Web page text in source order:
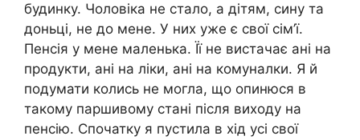
будинку. Чоловіка не стало, а дітям, сину та
доньці, не до мене. У них уже є свої сім’ї.
Пенсія у мене маленька. Її не вистачає ані на
продукти, ані на ліки, ані на комуналки. Я й
подумати колись не могла, що опинюся в
такому паршивому стані після виходу на
пенсію. Спочатку я пустила в хід усі свої